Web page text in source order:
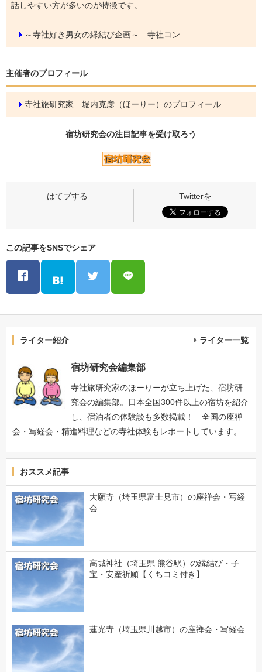
話しやすい方が多いのが特徴です。
～寺社好き男女の縁結び企画～ 寺社コン
主催者のプロフィール
寺社旅研究家 堀内克彦（ほーりー）のプロフィール
宿坊研究会の注目記事を受け取ろう
この記事をSNSでシェア
ライター紹介 ライター一覧
宿坊研究会編集部
寺社旅研究家のほーりーが立ち上げた、宿坊研
究会の編集部。日本全国300件以上の宿坊を紹介
し、宿泊者の体験談も多数掲載！ 全国の座禅
会・写経会・精進料理などの寺社体験もレポートしています。
おススメ記事
大願寺（埼玉県富士見市）の座禅会・写経
会
高城神社（埼玉県 熊谷駅）の縁結び・子
宝・安産祈願【くちコミ付き】
蓮光寺（埼玉県川越市）の座禅会・写経会